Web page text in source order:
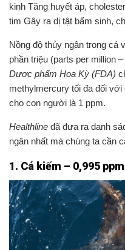
kinh Tăng huyết áp,
tim Gây ra dị tật bẩm sinh,
Nồng độ thủy ngân trong cá
phần triệu (parts per million
Dược phẩm Hoa Kỳ (FDA)
methylmercury tối đa đối
cho con người là 1 ppm.
Healthline đã đưa ra danh
ngân nhất mà chúng ta cần
1. Cá kiếm – 0,995 ppm